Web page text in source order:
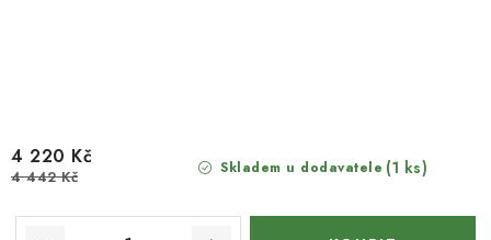
Skladem u dodavatele (1 ks)
4 220 Kč
4 442 Kč